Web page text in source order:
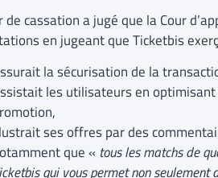
de cassation a jugé que la Cour
en jugeant que Ticketbis
la sécurisation de la
les utilisateurs en
ses offres par des
que « tous les matchs de
qui vous permet non